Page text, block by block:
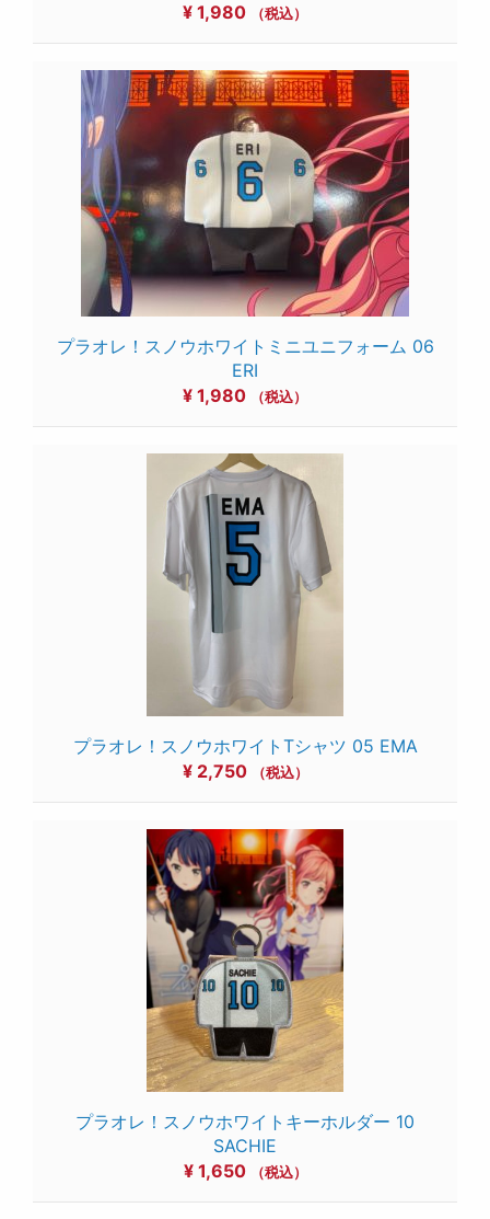
¥ 1,980 （税込）
プラオレ！スノウホワイトミニユニフォーム 06
ERI
¥ 1,980 （税込）
プラオレ！スノウホワイトTシャツ 05 EMA
¥2,750 （税込）
プラオレ！スノウホワイトキーホルダー 10
SACHIE
¥1,650 （税込）